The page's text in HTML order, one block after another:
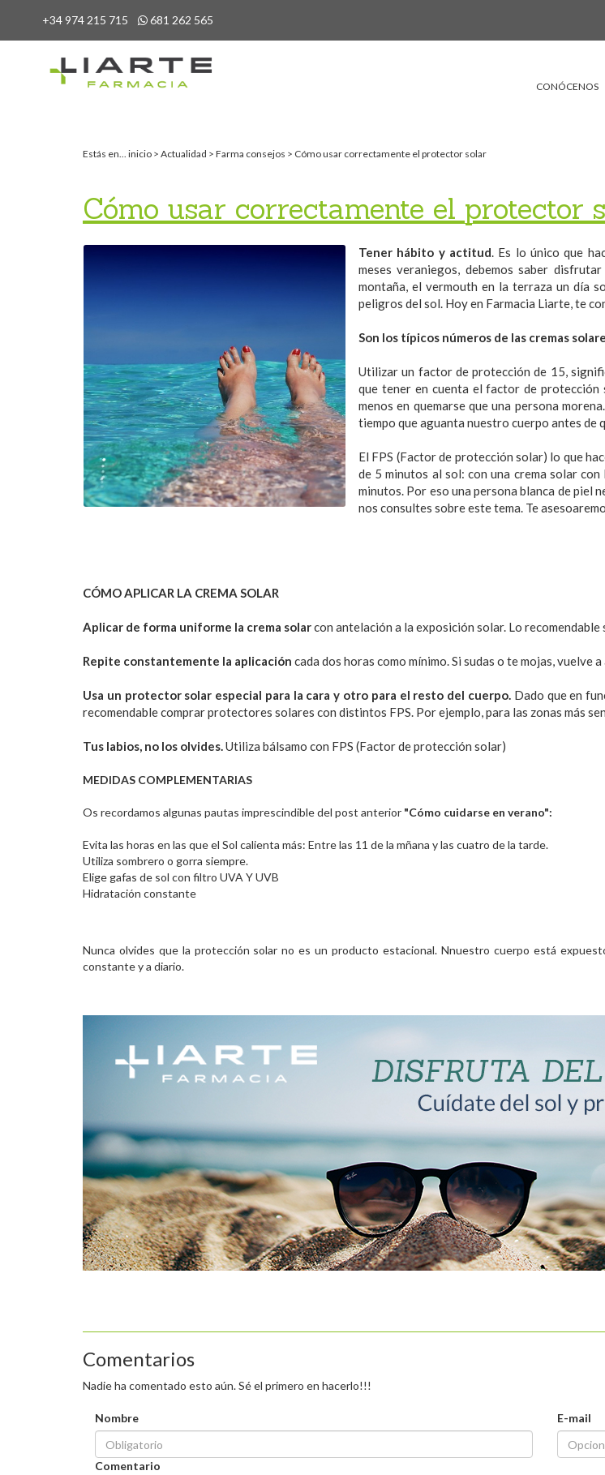
+34 974 215 715 681 262 565
CONÓCENOS
Estás en... inicio > Actualidad > Farma consejos > Cómo usar correctamente el protector solar
Cómo usar correctamente el protector
Tener hábito y actitud. Es lo único que
meses veraniegos, debemos saber
montaña, el vermouth en la terraza un día
peligros del sol. Hoy en Farmacia Liarte, te
Son los típicos números de las cremas
Utilizar un factor de protección de 15,
que tener en cuenta el factor de
menos en quemarse que una persona
tiempo que aguanta nuestro cuerpo antes de
El FPS (Factor de protección solar) lo que
de 5 minutos al sol: con una crema solar
minutos. Por eso una persona blanca de piel
nos consultes sobre este tema. Te
CÓMO APLICAR LA CREMA SOLAR
Aplicar de forma uniforme la crema solarcon antelación a la exposición solar. Lo
Repite constantemente la aplicación cada dos horas como mínimo. Si sudas o te mojas, vuelve
Usa un protector solar especial para la cara y otro para el resto del cuerpo.Dado que en
recomendable comprar protectores solares con distintos FPS. Por ejemplo, para las zonas más
Tus labios, no los olvides.Utiliza bálsamo con FPS (Factor de protección solar)
MEDIDAS COMPLEMENTARIAS
Os recordamos algunas pautas imprescindible del post anterior "Cómo cuidarse en verano":
Evita las horas en las que el Sol calienta más: Entre las 11 de la mñana y las cuatro de la tarde.
Utiliza sombrero o gorra siempre.
Elige gafas de sol con filtro UVA Y UVB
Hidratación constante
Nunca olvides que la protección solar no es un producto estacional. Nnuestro cuerpo está
constante y a diario.
Comentarios
Nadie ha comentado esto aún. Sé el primero en hacerlo!!!
Nombre E-mail
Comentario